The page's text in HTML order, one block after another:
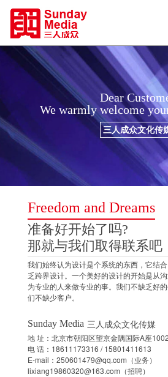
Dear
We warmly welcome
三人成众文化传
Freedom and Dreams
准备好开始了吗?
那就与我们取得联系吧
我们始终认为设计是个系统的东西，它结
乏跨界设计。一个美好的设计的开始是从
为专业的人来做专业的事。我们不缺乏好
们不缺少客户。
Sunday Media 三人成众文化传媒
地 址：北京市朝阳区望京金隅国际A座
电 话：18611173316 / 15801411613
E-mail：250601479@qq.com（业务）
lixiang19860320@163.com（招聘）